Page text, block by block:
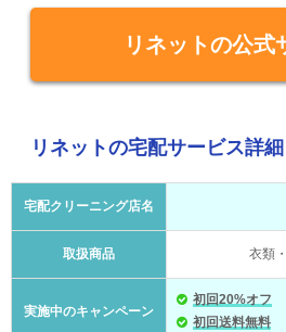
リネットの公式
リネットの宅配サービス詳細
宅配クリーニング店名
取扱商品 衣類
実施中のキャンペーン
初回20%オフ
初回送料無料